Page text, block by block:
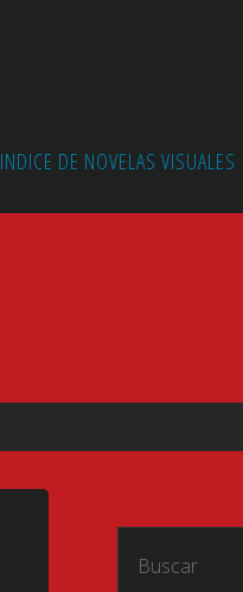
INDICE DE NOVELAS VISUALES